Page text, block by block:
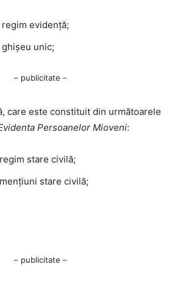
evidență;
unic;
– publicitate –
care este constituit din următoarele
Persoanelor Mioveni:
stare civilă;
stare civilă;
– publicitate –